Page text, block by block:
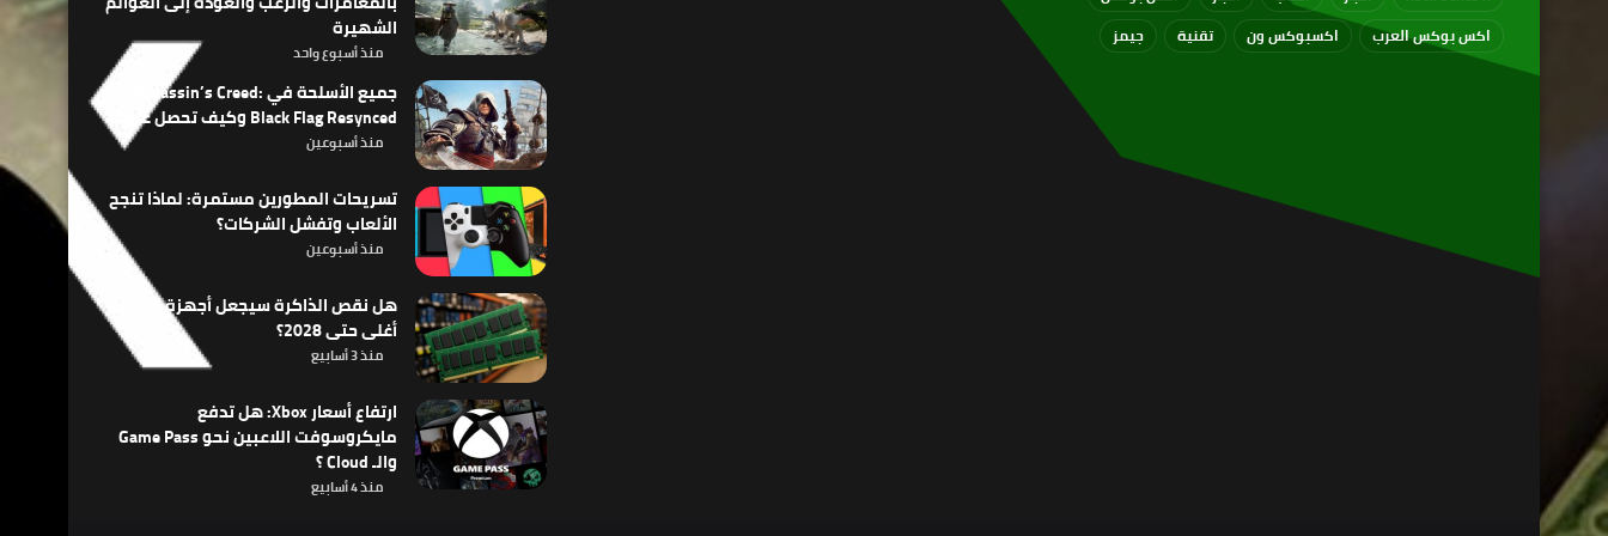
اكس بوكس العرب
اكسبوكس ون تقنية جيمز
الشهيرة
منذ أسبوع واحد
جميع الأسلحة في Assassin’s Creed:
Black Flag Resynced وكيف تحصل عليها
منذ أسبوعين
تسريحات المطورين مستمرة: لماذا تنجح
الألعاب وتفشل الشركات؟
منذ أسبوعين
هل نقص الذاكرة سيجعل أجهزة الألعاب
أغلى حتى 2028؟
منذ 3 أسابيع
ارتفاع أسعار Xbox: هل تدفع
مايكروسوفت اللاعبين نحو Game Pass
والـ Cloud ؟
منذ 4 أسابيع